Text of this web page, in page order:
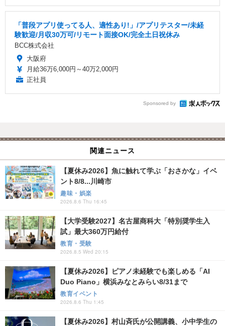
「普段アプリ使ってる人、適性あり!」/アプリテスター/未経
験歓迎/月収30万可/リモート面接OK/完全土日祝休み
BCC株式会社
大阪府
月給36万6,000円～40万2,000円
正社員
Sponsored by
関連ニュース
【夏休み2026】魚に触れて学ぶ「おさかな」イベ
ント8/8...川崎市
趣味・娯楽
2026.8.6 Thu 16:45
【大学受験2027】名古屋商科大「特別奨学生入
試」最大360万円給付
教育・受験
2026.8.5 Wed 20:15
【夏休み2026】ピアノ未経験でも楽しめる「AI
Duo Piano」横浜みなとみらい8/31まで
教育イベント
2026.8.6 Thu 1:45
【夏休み2026】村山斉氏が公開講義、小中学生の